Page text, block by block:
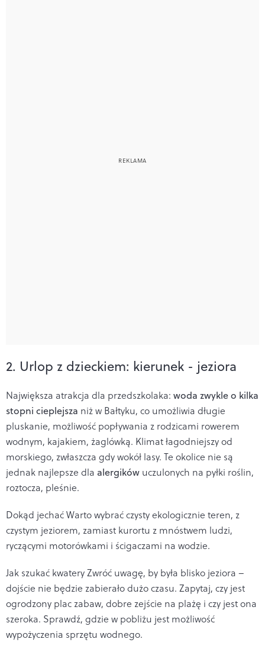
2. Urlop z dzieckiem: kierunek - jeziora
Największa atrakcja dla przedszkolaka: woda zwykle o kilka
stopni cieplejsza niż w Bałtyku, co umożliwia długie
pluskanie, możliwość popływania z rodzicami rowerem
wodnym, kajakiem, żaglówką. Klimat łagodniejszy od
morskiego, zwłaszcza gdy wokół lasy. Te okolice nie są
jednak najlepsze dla alergików uczulonych na pyłki roślin,
roztocza, pleśnie.
Dokąd jechaćWarto wybrać czysty ekologicznie teren, z
czystym jeziorem, zamiast kurortu z mnóstwem ludzi,
ryczącymi motorówkami i ścigaczami na wodzie.
Jak szukać kwateryZwróć uwagę, by była blisko jeziora –
dojście nie będzie zabierało dużo czasu. Zapytaj, czy jest
ogrodzony plac zabaw, dobre zejście na plażę i czy jest ona
szeroka. Sprawdź, gdzie w pobliżu jest możliwość
wypożyczenia sprzętu wodnego.